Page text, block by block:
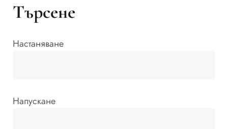
Търсене
Настаняване
Напускане